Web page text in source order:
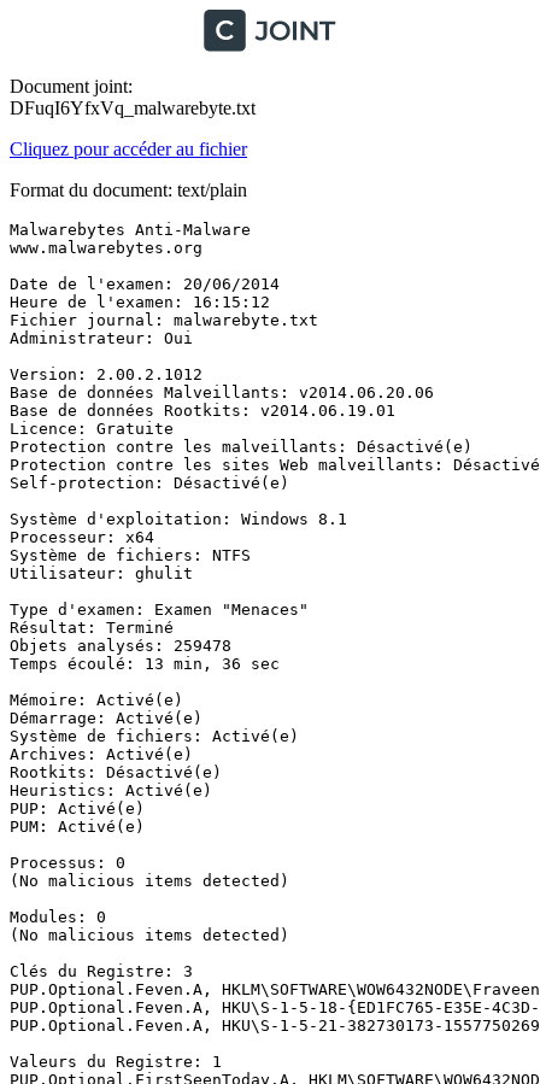
Document joint:
DFuqI6YfxVq_malwarebyte.txt
Cliquez pour accéder au fichier
Format du document: text/plain
Malwarebytes Anti-Malware
www.malwarebytes.org
Date de l'examen: 20/06/2014
Heure de l'examen: 16:15:12
Fichier journal: malwarebyte.txt
Administrateur: Oui
Version: 2.00.2.1012
Base de données Malveillants: v2014.06.20.06
Base de données Rootkits: v2014.06.19.01
Licence: Gratuite
Protection contre les malveillants: Désactivé(e)
Protection contre les sites Web malveillants:
Self-protection: Désactivé(e)
Système d'exploitation: Windows 8.1
Processeur: x64
Système de fichiers: NTFS
Utilisateur: ghulit
Type d'examen: Examen "Menaces"
Résultat: Terminé
Objets analysés: 259478
Temps écoulé: 13 min, 36 sec
Mémoire: Activé(e)
Démarrage: Activé(e)
Système de fichiers: Activé(e)
Archives: Activé(e)
Rootkits: Désactivé(e)
Heuristics: Activé(e)
PUP: Activé(e)
PUM: Activé(e)
Processus: 0
(No malicious items detected)
Modules: 0
(No malicious items detected)
Clés du Registre: 3
PUP.Optional.Feven.A,
PUP.Optional.Feven.A, HKU\S-1-5-18-{ED1FC765-E35E-
PUP.Optional.Feven.A, HKU\S-1-5-21-382730173-
Valeurs du Registre: 1
PUP.Optional.FirstSeenToday.A,